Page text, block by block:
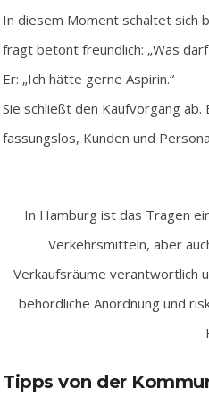
In diesem Moment schaltet sich
fragt betont freundlich: „Was darf
Er: „Ich hätte gerne Aspirin.“
Sie schließt den Kaufvorgang
fassungslos, Kunden und
In Hamburg ist das Tragen
Verkehrsmitteln, aber
Verkaufsräume verantwortlich
behördliche Anordnung und
Tipps von der